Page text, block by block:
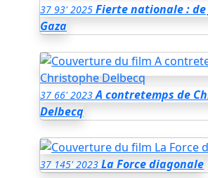
37 93' 2025 Fierte nationale : de
Gaza
37 66' 2023 A contretemps de
Delbecq
37 145' 2023 La Force diagonale